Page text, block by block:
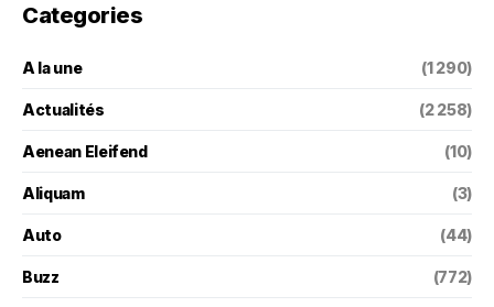
Categories
A la une (1 290)
Actualités (2 258)
Aenean Eleifend (10)
Aliquam (3)
Auto (44)
Buzz (772)